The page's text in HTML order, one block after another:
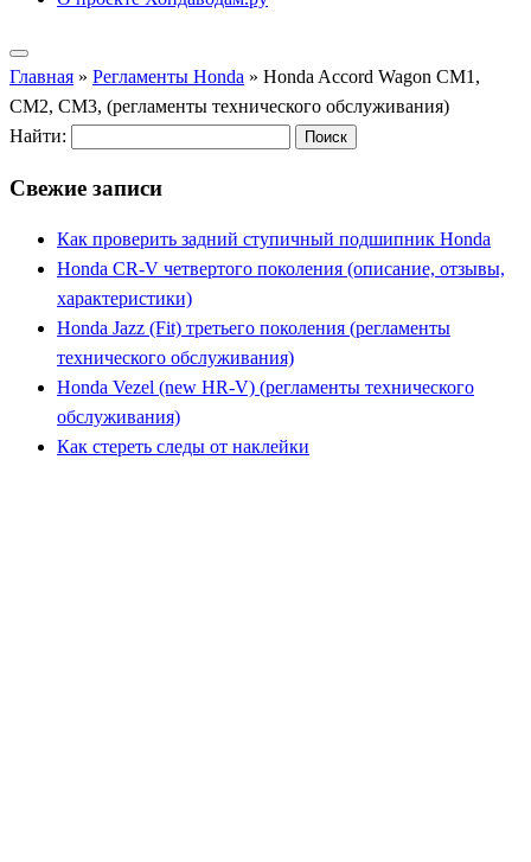
Главная » Регламенты Honda » Honda Accord Wagon CM1,
CM2, CM3, (регламенты технического обслуживания)
Найти:
Свежие записи
Как проверить задний ступичный подшипник Honda
Honda CR-V четвертого поколения (описание, отзывы,
характеристики)
Honda Jazz (Fit) третьего поколения (регламенты
технического обслуживания)
Honda Vezel (new HR-V) (регламенты технического
обслуживания)
Как стереть следы от наклейки